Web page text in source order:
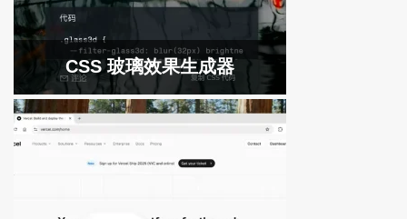
CSS 玻璃效果生成器